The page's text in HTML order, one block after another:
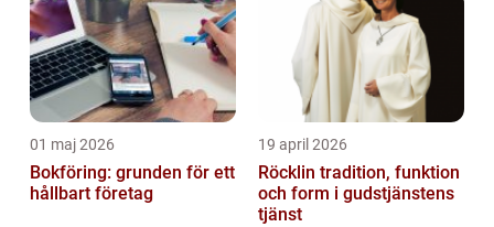
01 maj 2026
Bokföring: grunden för ett
hållbart företag
19 april 2026
Röcklin tradition, funktion
och form i gudstjänstens
tjänst